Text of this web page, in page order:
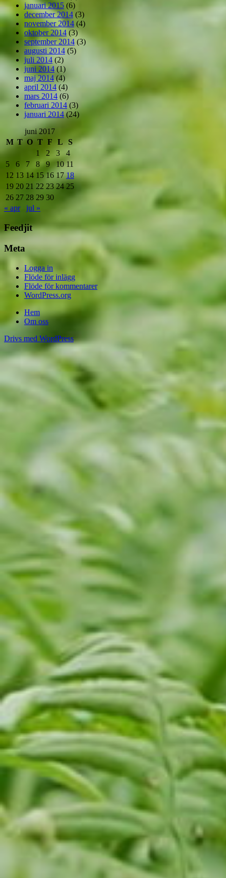
januari 2015 (6)
december 2014 (3)
november 2014 (4)
oktober 2014 (3)
september 2014 (3)
augusti 2014 (5)
juli 2014 (2)
juni 2014(1)
maj 2014(4)
april 2014 (4)
mars 2014 (6)
februari 2014 (3)
januari 2014(24)
juni 2017
M T O T F L
S
1
2 3
4
5
6 7 8 9 10 11
12 13 14 15 16 17 18
19 20 21 22 23 24 25
26 27 28 29 30
« apr
jul »
Feedjit
Meta
Logga in
Flöde för inlägg
Flöde för kommentarer
WordPress.org
Hem
Om oss
Drivs med WordPress